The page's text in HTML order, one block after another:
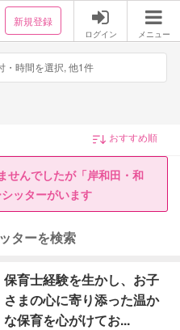
新規登録
ログイン メニュー
・時間を選択, 他1件
せんでしたが「岸和田・和
ッターがいます
ターを検索
保育士経験を生かし、お子
さまの心に寄り添った温か
な保育を心がけてお...